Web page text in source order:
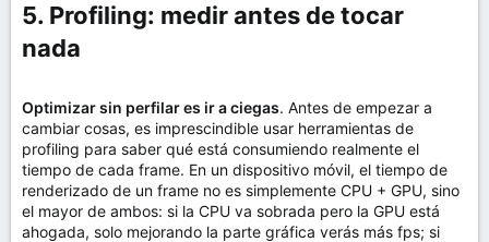
5. Profiling: medir antes de tocar
nada​
Optimizar sin perfilar es ir a ciegas. Antes de empezar a
cambiar cosas, es imprescindible usar herramientas de
profiling para saber qué está consumiendo realmente el
tiempo de cada frame. En un dispositivo móvil, el tiempo de
renderizado de un frame no es simplemente CPU + GPU, sino
el mayor de ambos: si la CPU va sobrada pero la GPU está
ahogada, solo mejorando la parte gráfica verás más fps; si